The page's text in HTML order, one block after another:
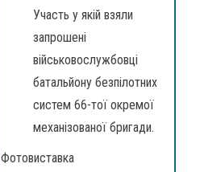
Участь у якій взяли
запрошені
військовослужбовці
батальйону безпілотних
систем 66-тої окремої
механізованої бригади.
Фотовиставка